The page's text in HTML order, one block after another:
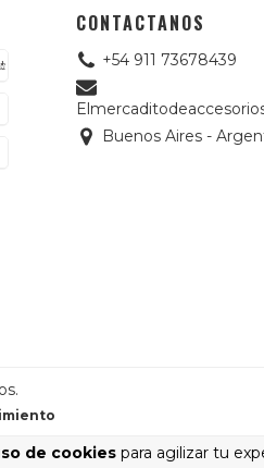
de cookiespara agilizar tu
CONTACTANOS
+54 911 73678439
Buenos Aires -